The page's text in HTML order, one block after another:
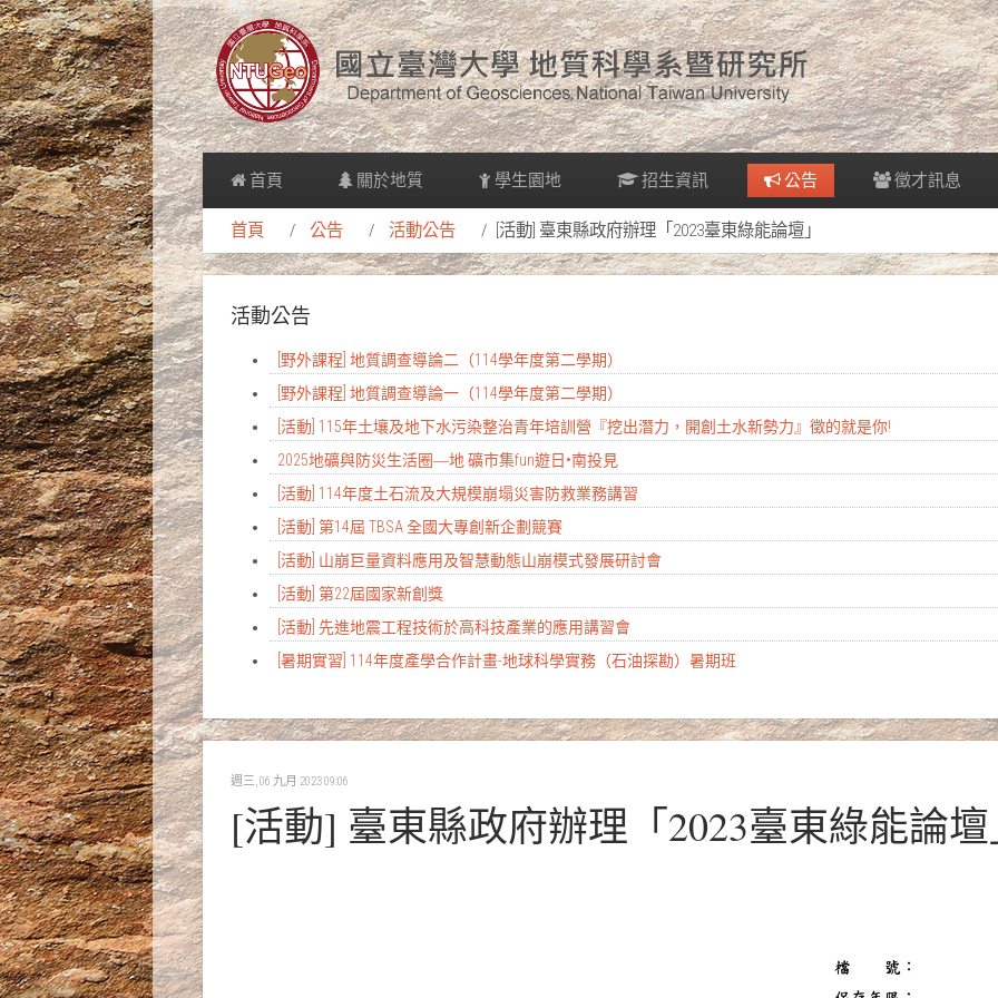
首頁 關於地質 學生園地 招生資訊 公告 徵才訊息
首頁 公告 活動公告 [活動] 臺東縣政府辦理「2023臺東綠能論壇」
活動公告
[野外課程] 地質調查導論二（114學年度第二學期）
[野外課程] 地質調查導論一（114學年度第二學期）
[活動] 115年土壤及地下水污染整治青年培訓營『挖出潛力，開創土水新勢力』徵的就是你!
2025地礦與防災生活圈―地 礦市集fun遊日•南投見
[活動] 114年度土石流及大規模崩塌災害防救業務講習
[活動] 第14屆 TBSA 全國大專創新企劃競賽
[活動] 山崩巨量資料應用及智慧動態山崩模式發展研討會
[活動] 第22屆國家新創獎
[活動] 先進地震工程技術於高科技產業的應用講習會
[暑期實習] 114年度產學合作計畫-地球科學實務（石油探勘）暑期班
週三, 06 九月 2023 09:06
[活動] 臺東縣政府辦理「2023臺東綠能論